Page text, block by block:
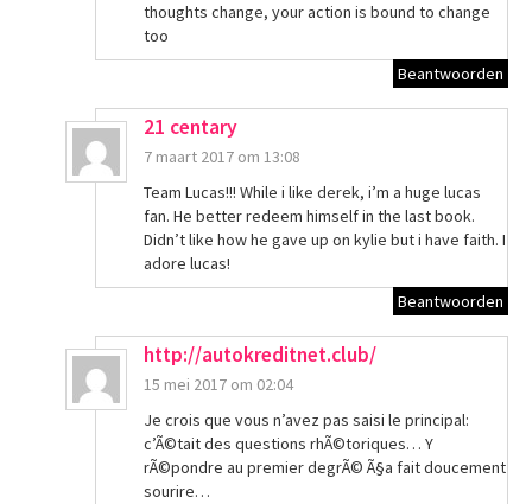
thoughts change, your action is bound to change
too
Beantwoorden
21 centary
7 maart 2017 om 13:08
Team Lucas!!! While i like derek, i’m a huge lucas
fan. He better redeem himself in the last book.
Didn’t like how he gave up on kylie but i have faith. I
adore lucas!
Beantwoorden
http://autokreditnet.club/
15 mei 2017 om 02:04
Je crois que vous n’avez pas saisi le principal:
c’Ã©tait des questions rhÃ©toriques… Y
rÃ©pondre au premier degrÃ© Ã§a fait doucement
sourire…